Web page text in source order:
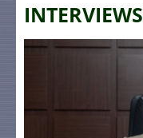
INTERVIEWS